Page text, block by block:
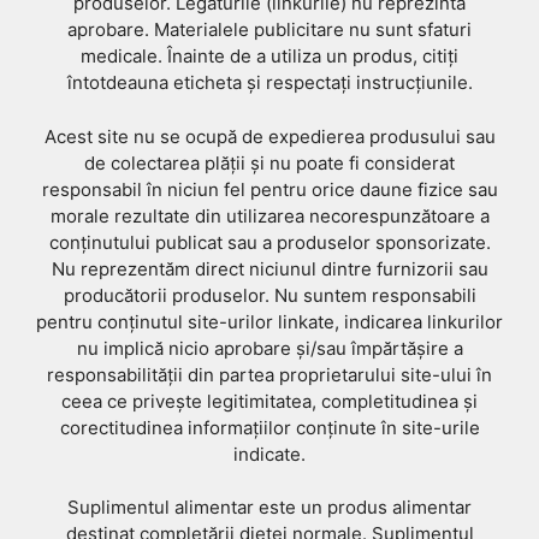
aprobare. Materialele publicitare nu sunt sfaturi
medicale. Înainte de a utiliza un produs, citiți
întotdeauna eticheta și respectați instrucțiunile.
Acest site nu se ocupă de expedierea produsului sau
de colectarea plății și nu poate fi considerat
responsabil în niciun fel pentru orice daune fizice sau
morale rezultate din utilizarea necorespunzătoare a
conținutului publicat sau a produselor sponsorizate.
Nu reprezentăm direct niciunul dintre furnizorii sau
producătorii produselor. Nu suntem responsabili
pentru conținutul site-urilor linkate, indicarea linkurilor
nu implică nicio aprobare și/sau împărtășire a
responsabilității din partea proprietarului site-ului în
ceea ce privește legitimitatea, completitudinea și
corectitudinea informațiilor conținute în site-urile
indicate.
Suplimentul alimentar este un produs alimentar
destinat completării dietei normale. Suplimentul